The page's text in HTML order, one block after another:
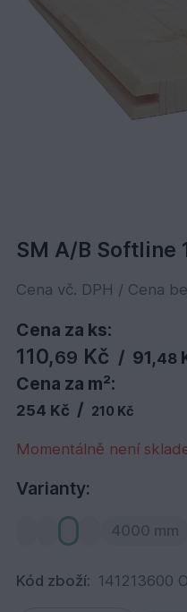
SM A/B Softline
Cena vč. DPH / Cena
Cena za ks:
110,69 Kč / 91,48
Cena za m²:
254 Kč / 210 Kč
Momentálně není
Varianty:
4000 mm
Kód zboží: 141213600